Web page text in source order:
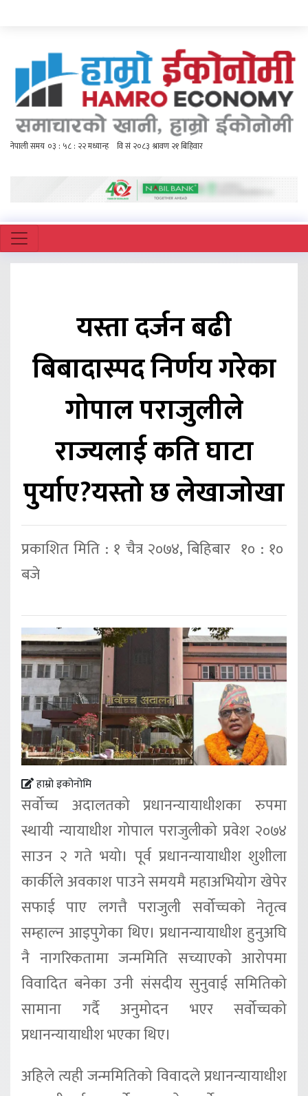
यस्ता दर्जन बढी
बिबादास्पद निर्णय गरेका
गोपाल पराजुलीले
राज्यलाई कति घाटा
पुर्याए?यस्तो छ लेखाजोखा
प्रकाशित मिति : १ चैत्र २०७४, बिहिबार १० : १०
बजे
हाम्रो इकोनोमि
सर्वोच्च अदालतको प्रधानन्यायाधीशका रुपमा
स्थायी न्यायाधीश गोपाल पराजुलीको प्रवेश २०७४
साउन २ गते भयो। पूर्व प्रधानन्यायाधीश शुशीला
कार्कीले अवकाश पाउने समयमै महाअभियोग खेपेर
सफाई पाए लगत्तै पराजुली सर्वोच्चको नेतृत्व
सम्हाल्न आइपुगेका थिए। प्रधानन्यायाधीश हुनुअघि
नै नागरिकतामा जन्ममिति सच्याएको आरोपमा
विवादित बनेका उनी संसदीय सुनुवाई समितिको
सामाना गर्दै अनुमोदन भएर सर्वोच्चको
प्रधानन्यायाधीश भएका थिए।
अहिले त्यही जन्ममितिको विवादले प्रधानन्यायाधीश